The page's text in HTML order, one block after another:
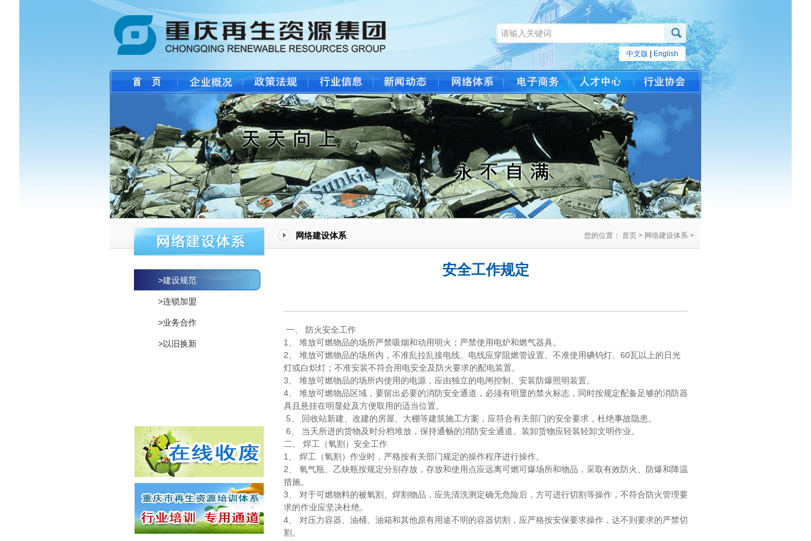
中文版 English
>建设规范
>连锁加盟
>业务合作
>以旧换新
网络建设体系 您的位置： 首页 > 网络建设体系 >
安全工作规定
一、 防火安全工作
1、 堆放可燃物品的场所严禁吸烟和动用明火；严禁使用电炉和燃气器具。
2、 堆放可燃物品的场所内，不准乱拉乱接电线、电线应穿阻燃管设置、不准使用碘钨灯、60瓦以上的日光
灯或白炽灯；不准安装不符合用电安全及防火要求的配电装置。
3、 堆放可燃物品的场所内使用的电源，应由独立的电闸控制、安装防爆照明装置。
4、 堆放可燃物品区域，要留出必要的消防安全通道，必须有明显的禁火标志，同时按规定配备足够的消防器
具且悬挂在明显处及方便取用的适当位置。
5、 回收站新建、改建的房屋、大棚等建筑施工方案，应符合有关部门的安全要求，杜绝事故隐患。
6、 当天所进的货物及时分档堆放，保持通畅的消防安全通道。装卸货物应轻装轻卸文明作业。
二、 焊工（氧割）安全工作
1、 焊工（氧割）作业时，严格按有关部门规定的操作程序进行操作。
2、 氧气瓶、乙炔瓶按规定分别存放，存放和使用点应远离可燃可爆场所和物品，采取有效防火、防爆和降温
措施。
3、 对于可燃物料的被氧割、焊割物品，应先清洗测定确无危险后，方可进行切割等操作，不符合防火管理要
求的作业应坚决杜绝。
4、 对压力容器、油桶、油箱和其他原有用途不明的容器切割，应严格按安保要求操作，达不到要求的严禁切
割。